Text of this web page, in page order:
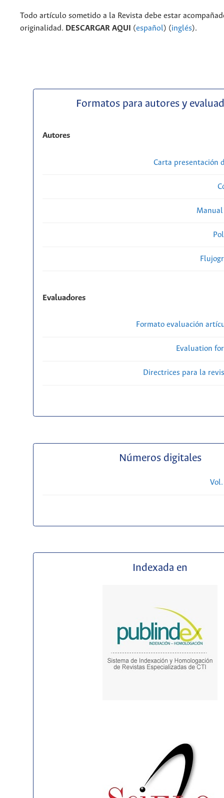
Todo artículo sometido a la Revista debe estar
originalidad. DESCARGAR AQUI (español) (inglés).
Formatos para autores y
Autores
Carta presentación
Evaluadores
Formato evaluación
Evaluation
Directrices para la
Números digitales
Indexada en